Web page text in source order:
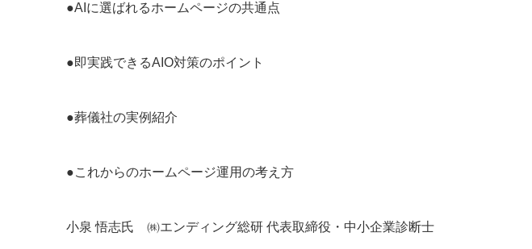
●AIに選ばれるホームページの共通点
●即実践できるAIO対策のポイント
●葬儀社の実例紹介
●これからのホームページ運用の考え方
小泉 悟志氏 ㈱エンディング総研 代表取締役・中小企業診断士